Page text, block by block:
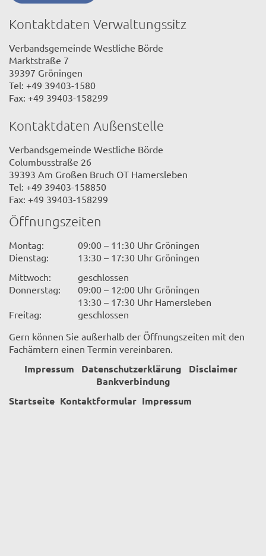
Kontaktdaten Verwaltungssitz
Verbandsgemeinde Westliche Börde
Marktstraße 7
39397 Gröningen
Tel: +49 39403-1580
Fax: +49 39403-158299
Kontaktdaten Außenstelle
Verbandsgemeinde Westliche Börde
Columbusstraße 26
39393 Am Großen Bruch OT Hamersleben
Tel: +49 39403-158850
Fax: +49 39403-158299
Öffnungszeiten
Montag:
09:00 – 11:30 Uhr Gröningen
Dienstag:
13:30 – 17:30 Uhr Gröningen
Mittwoch:
geschlossen
Donnerstag:
09:00 – 12:00 Uhr Gröningen
13:30 – 17:30 Uhr Hamersleben
Freitag:
geschlossen
Gern können Sie außerhalb der Öffnungszeiten mit den
Fachämtern einen Termin vereinbaren.
Impressum Datenschutzerklärung
Disclaimer
Bankverbindung
Startseite Kontaktformular Impressum